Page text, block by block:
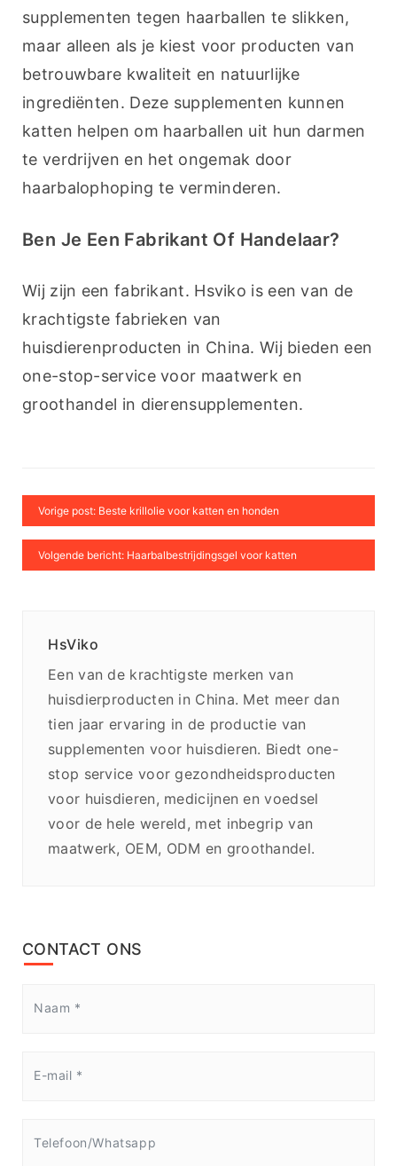
supplementen tegen haarballen te slikken,
maar alleen als je kiest voor producten van
betrouwbare kwaliteit en natuurlijke
ingrediënten. Deze supplementen kunnen
katten helpen om haarballen uit hun darmen
te verdrijven en het ongemak door
haarbalophoping te verminderen.
Ben Je Een Fabrikant Of Handelaar?
Wij zijn een fabrikant. Hsviko is een van de
krachtigste fabrieken van
huisdierenproducten in China. Wij bieden een
one-stop-service voor maatwerk en
groothandel in dierensupplementen.
Vorige post: Beste krillolie voor katten en honden
Volgende bericht: Haarbalbestrijdingsgel voor katten
HsViko
Een van de krachtigste merken van
huisdierproducten in China. Met meer dan
tien jaar ervaring in de productie van
supplementen voor huisdieren. Biedt one-
stop service voor gezondheidsproducten
voor huisdieren, medicijnen en voedsel
voor de hele wereld, met inbegrip van
maatwerk, OEM, ODM en groothandel.
CONTACT ONS